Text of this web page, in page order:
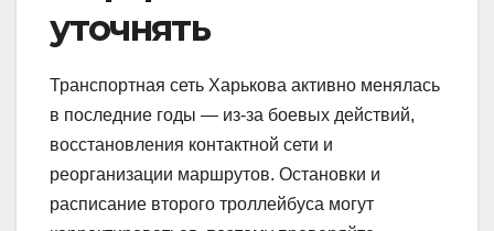
уточнять
Транспортная сеть Харькова активно менялась
в последние годы — из-за боевых действий,
восстановления контактной сети и
реорганизации маршрутов. Остановки и
расписание второго троллейбуса могут